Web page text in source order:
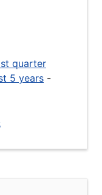
quarter
5 years -